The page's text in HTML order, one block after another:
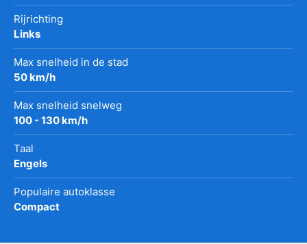
Rijrichting
Links
Max snelheid in de stad
50 km/h
Max snelheid snelweg
100 - 130 km/h
Taal
Engels
Populaire autoklasse
Compact